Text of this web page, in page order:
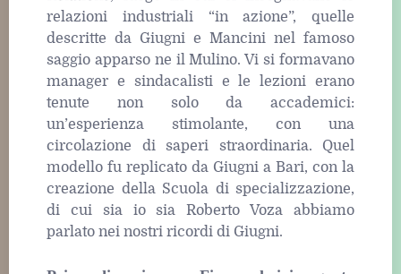
relazioni industriali “in azione”, quelle
descritte da Giugni e Mancini nel famoso
saggio apparso ne il Mulino. Vi si formavano
manager e sindacalisti e le lezioni erano
tenute non solo da accademici:
un’esperienza stimolante, con una
circolazione di saperi straordinaria. Quel
modello fu replicato da Giugni a Bari, con la
creazione della Scuola di specializzazione,
di cui sia io sia Roberto Voza abbiamo
parlato nei nostri ricordi di Giugni.